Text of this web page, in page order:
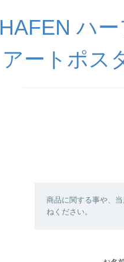
HAFEN ハ
アートポス
商品に関する事や、
ねください。